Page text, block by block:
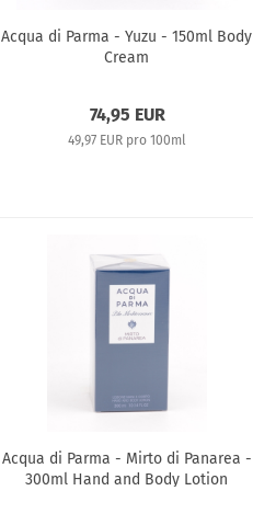
Acqua di Parma - Yuzu - 150ml Body
Cream
74,95 EUR
49,97 EUR pro 100ml
Acqua di Parma - Mirto di Panarea -
300ml Hand and Body Lotion